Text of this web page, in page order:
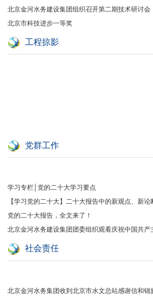
北京金河水务建设集团组织召开第二期技术研讨会
北京市科技进步一等奖
工程掠影
党群工作
学习专栏│党的二十大学习要点
【学习党的二十大】二十大报告中的新观点、新
党的二十大报告，全文来了！
社会责任
北京金河水务集团收到北京市水文总站感谢信和锦